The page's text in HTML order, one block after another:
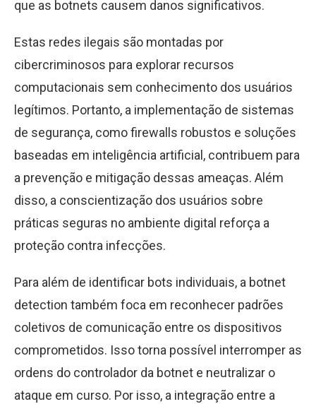
que as botnets causem danos significativos.
Estas redes ilegais são montadas por
cibercriminosos para explorar recursos
computacionais sem conhecimento dos usuários
legítimos. Portanto, a implementação de sistemas
de segurança, como firewalls robustos e soluções
baseadas em inteligência artificial, contribuem para
a prevenção e mitigação dessas ameaças. Além
disso, a conscientização dos usuários sobre
práticas seguras no ambiente digital reforça a
proteção contra infecções.
Para além de identificar bots individuais, a botnet
detection também foca em reconhecer padrões
coletivos de comunicação entre os dispositivos
comprometidos. Isso torna possível interromper as
ordens do controlador da botnet e neutralizar o
ataque em curso. Por isso, a integração entre a